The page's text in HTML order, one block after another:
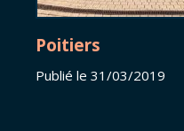
Poitiers
Publié le 31/03/2019